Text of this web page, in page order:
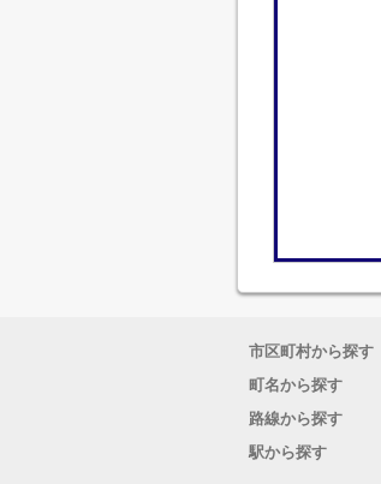
市区町村から探す
町名から探す
路線から探す
駅から探す